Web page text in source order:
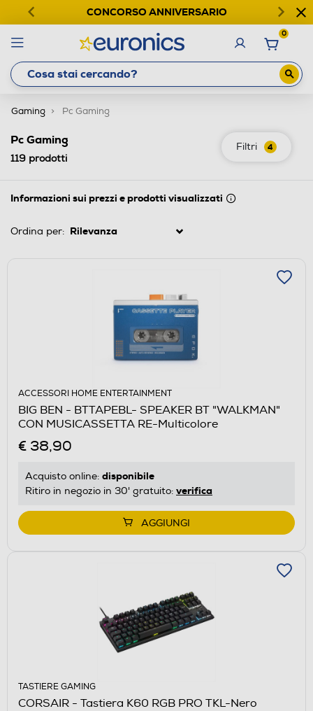
CONCORSO ANNIVERSARIO
0
Gaming Pc Gaming
Filtri 4
Pc Gaming
119 prodotti
Informazioni sui prezzi e prodotti visualizzati
Ordina per:
ACCESSORI HOME ENTERTAINMENT
BIG BEN - BTTAPEBL- SPEAKER BT "WALKMAN"
CON MUSICASSETTA RE-Multicolore
€ 38,90
Acquisto online: disponibile
Ritiro in negozio in 30' gratuito: verifica
AGGIUNGI
TASTIERE GAMING
CORSAIR - Tastiera K60 RGB PRO TKL-Nero